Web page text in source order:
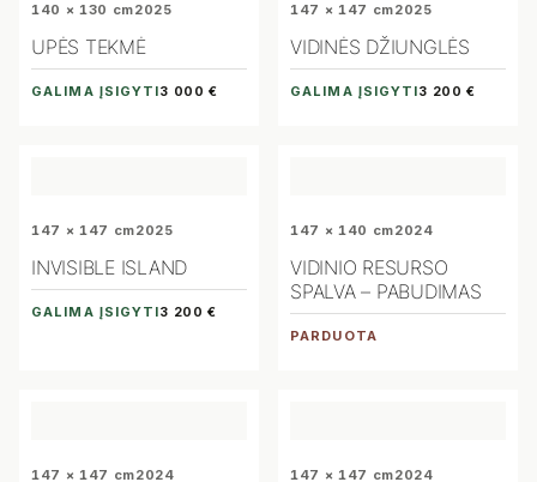
140 × 130 cm2025
UPĖS TEKMĖ
GALIMA ĮSIGYTI3 000 €
147 × 147 cm2025
VIDINĖS DŽIUNGLĖS
GALIMA ĮSIGYTI3 200 €
147 × 147 cm2025
INVISIBLE ISLAND
GALIMA ĮSIGYTI3 200 €
147 × 140 cm2024
VIDINIO RESURSO
SPALVA – PABUDIMAS
PARDUOTA
147 × 147 cm2024 147 × 147 cm2024